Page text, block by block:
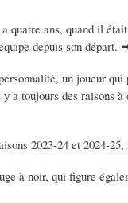
ans, quand il
depuis son départ.
un joueur
toujours des raisons
2023-24 et 2024-
à noir, qui figure